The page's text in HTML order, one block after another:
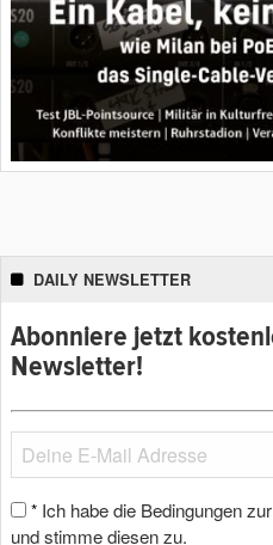
DAILY NEWSLETTER
Abonniere jetzt
Newsletter!
* Ich habe die Bedingungen
und stimme diesen zu.